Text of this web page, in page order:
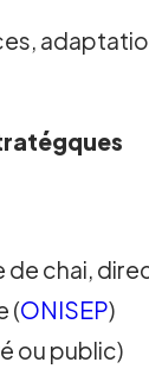
chai,
(ONISEP)
ou public)